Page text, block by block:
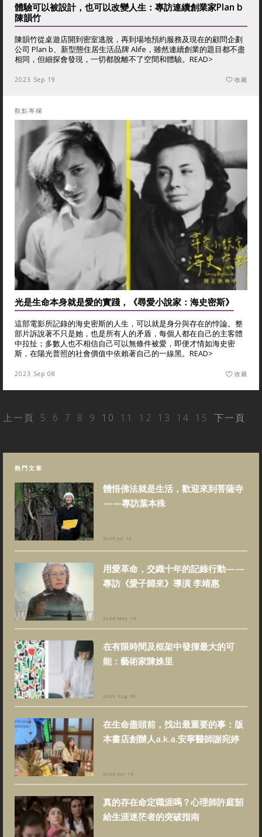
體驗可以被設計，也可以改變人生：專訪連續創業家Plan b
陳韻竹
陳韻竹從桌遊店開到密室逃脫，再到場地預約服務及現在的顧問企劃
公司 Plan b、新型態住居生活品牌 Alife，雖然連續創業的題目都不盡
相同，但細探會發現，一切都脫離不了空間和體驗。 READ>
2023 Sep 19 收藏
觀點專欄
光是生命本身就是愛的實踐，《尋愛小說家：海史密斯》
這部電影所記錄的海史密斯的人生，可以就是身分與存在的悖論。整
部片訴說著不只是她，也是所有人的矛盾，每個人都在自己的主客體
中拉扯；多數人也不相信自己可以無條件被愛，即便才情如海史密
斯，在陽光普照的社會價值中依賴著自己的一線黑。 READ>
2023 Sep 08 收藏
上一頁 5 6 7 8 9 10 11 12 13 14 15 下一頁
熱門文章
體悟佛法就是生活，歡迎來到菩薩寺
——專訪葉本殊
2024 Jul 12
用愛革命，交織十年的記錄行動——
專訪《愛子歸來》導演 李靖惠
2024 May 13
在有限時間及框架中發揮最大的可
能：藝術家陳姝里
2023 Aug 08
在生命盡頭前，找出最重要的事：版
本書店創辦人a.k.a.安寧醫師謝宛婷
2024 Jun 14
真的存在命定職涯嗎？心理師許庭韶
給生涯迷茫者的突破指南